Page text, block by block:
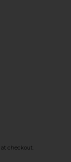
at checkout.